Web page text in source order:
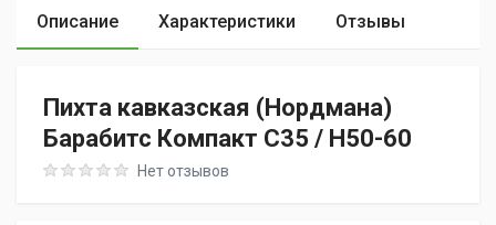
Описание Характеристики Отзывы
Пихта кавказская (Нордмана)
Барабитс Компакт C35 / H50-60
Rating: 0 out of 5Нет отзывов